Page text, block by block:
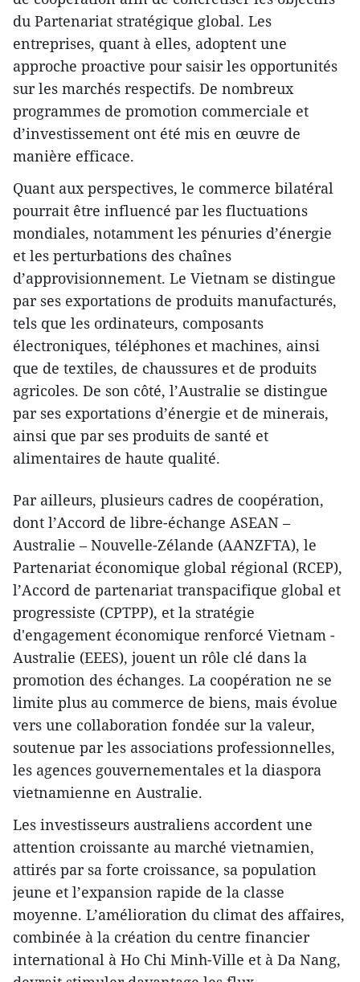
du Partenariat stratégique global. Les
entreprises, quant à elles, adoptent une
approche proactive pour saisir les opportunités
sur les marchés respectifs. De nombreux
programmes de promotion commerciale et
d’investissement ont été mis en œuvre de
manière efficace.
Quant aux perspectives, le commerce bilatéral
pourrait être influencé par les fluctuations
mondiales, notamment les pénuries d’énergie
et les perturbations des chaînes
d’approvisionnement. Le Vietnam se distingue
par ses exportations de produits manufacturés,
tels que les ordinateurs, composants
électroniques, téléphones et machines, ainsi
que de textiles, de chaussures et de produits
agricoles. De son côté, l’Australie se distingue
par ses exportations d’énergie et de minerais,
ainsi que par ses produits de santé et
alimentaires de haute qualité.
Par ailleurs, plusieurs cadres de coopération,
dont l’Accord de libre-échange ASEAN –
Australie – Nouvelle-Zélande (AANZFTA), le
Partenariat économique global régional (RCEP),
l’Accord de partenariat transpacifique global et
progressiste (CPTPP), et la stratégie
d'engagement économique renforcé Vietnam -
Australie (EEES), jouent un rôle clé dans la
promotion des échanges. La coopération ne se
limite plus au commerce de biens, mais évolue
vers une collaboration fondée sur la valeur,
soutenue par les associations professionnelles,
les agences gouvernementales et la diaspora
vietnamienne en Australie.
Les investisseurs australiens accordent une
attention croissante au marché vietnamien,
attirés par sa forte croissance, sa population
jeune et l’expansion rapide de la classe
moyenne. L’amélioration du climat des affaires,
combinée à la création du centre financier
international à Ho Chi Minh-Ville et à Da Nang,